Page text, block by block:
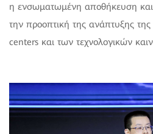
η ενσωματωμένη αποθήκευση
την προοπτική της ανάπτυξης
centers και των τεχνολογικών